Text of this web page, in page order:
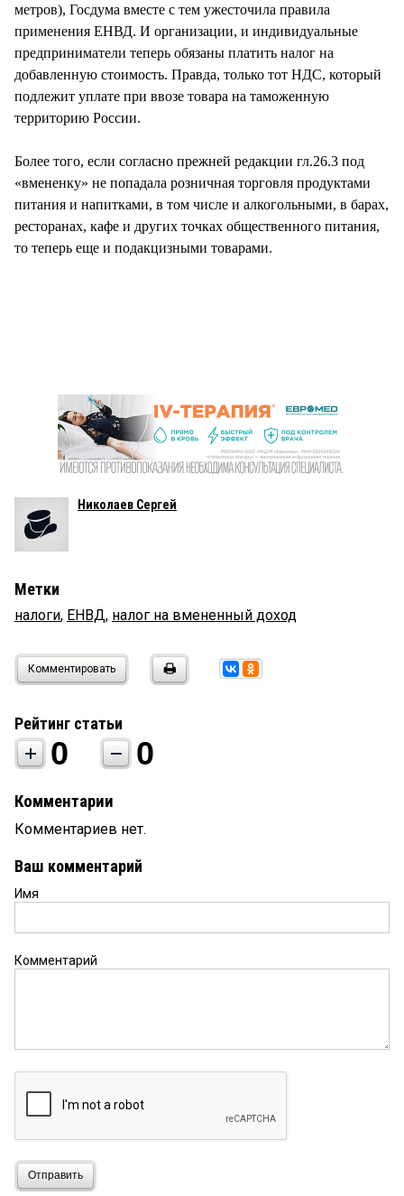
метров), Госдума вместе с тем ужесточила правила
применения ЕНВД. И организации, и индивидуальные
предприниматели теперь обязаны платить налог на
добавленную стоимость. Правда, только тот НДС, который
подлежит уплате при ввозе товара на таможенную
территорию России.
Более того, если согласно прежней редакции гл.26.3 под
«вмененку» не попадала розничная торговля продуктами
питания и напитками, в том числе и алкогольными, в барах,
ресторанах, кафе и других точках общественного питания,
то теперь еще и подакцизными товарами.
Николаев Сергей
Метки
налоги, ЕНВД, налог на вмененный доход
Комментировать
Рейтинг статьи
0 0
Комментарии
Комментариев нет.
Ваш комментарий
Имя
Комментарий
Отправить